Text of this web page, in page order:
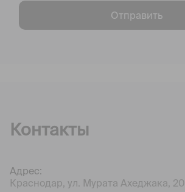
Отправить
Контакты
Адрес:
Краснодар, ул. Мурата Ахеджака, 20